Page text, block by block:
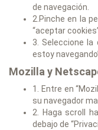
de navegación.
2.Pinche en la
“aceptar
3. Seleccione la
estoy
Mozilla y
1. Entre en
su navegador
2. Haga scroll
debajo de